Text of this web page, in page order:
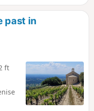
past in
ft